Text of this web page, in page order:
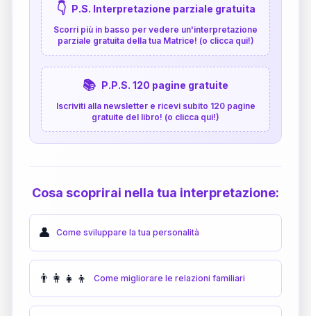
👇 P.S. Interpretazione parziale gratuita
Scorri più in basso per vedere un'interpretazione
parziale gratuita della tua Matrice! (o clicca qui!)
📚 P.P.S. 120 pagine gratuite
Iscriviti alla newsletter e ricevi subito 120 pagine
gratuite del libro! (o clicca qui!)
Cosa scoprirai nella tua interpretazione:
👤 Come sviluppare la tua personalità
👨‍👩‍👧‍👦 Come migliorare le relazioni familiari